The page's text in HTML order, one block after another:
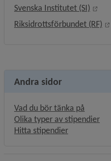
Svenska Institutet (SI)
Riksidrottsförbundet (RF)
Andra sidor
Vad du bör tänka på
Olika typer av stipendier
Hitta stipendier